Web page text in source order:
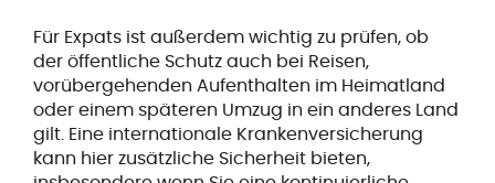
Für Expats ist außerdem wichtig zu prüfen, ob
der öffentliche Schutz auch bei Reisen,
vorübergehenden Aufenthalten im Heimatland
oder einem späteren Umzug in ein anderes Land
gilt. Eine internationale Krankenversicherung
kann hier zusätzliche Sicherheit bieten,